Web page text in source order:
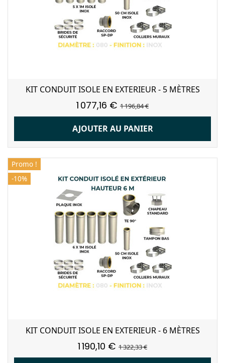
KIT CONDUIT ISOLE EN EXTERIEUR - 5 MÈTRES
1 077,16 € 1 196,84 €
AJOUTER AU PANIER
Promo !
-10%
KIT CONDUIT ISOLE EN EXTERIEUR - 6 MÈTRES
1 190,10 € 1 322,33 €